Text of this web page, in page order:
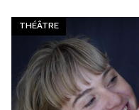
THÉÂTRE